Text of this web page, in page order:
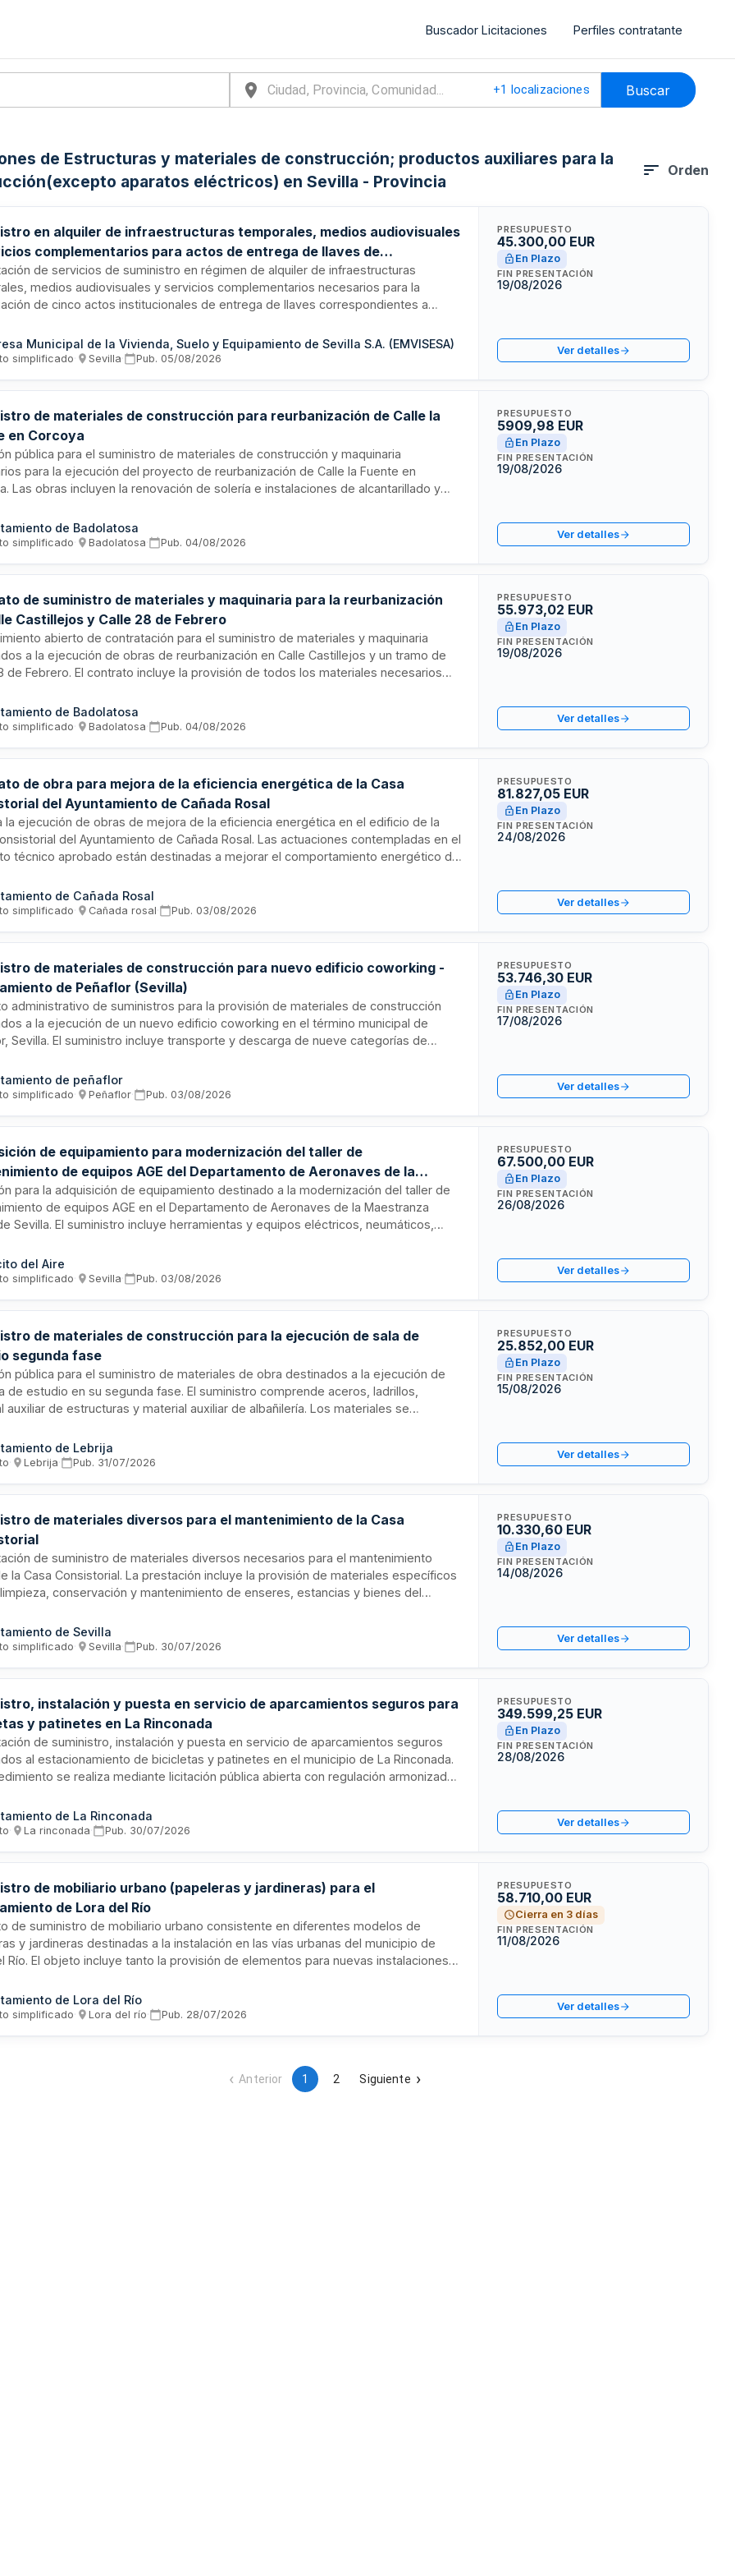
Buscador Licitaciones Perfiles contratante
+1 localizaciones Buscar
de Estructuras y materiales de construcción; productos auxiliares para la
aparatos eléctricos) en Sevilla - Provincia
Orden
en alquiler de infraestructuras temporales, medios audiovisuales
complementarios para actos de entrega de llaves de
de vivienda protegida
de servicios de suministro en régimen de alquiler de infraestructuras
medios audiovisuales y servicios complementarios necesarios para la
de cinco actos institucionales de entrega de llaves correspondientes a
ubicaciones de Sevilla durante el año 2026, con capacidades de asistentes
entre 84 y 160 personas por evento. Las prestaciones incluyen montaje,
técnica.
Municipal de la Vivienda, Suelo y Equipamiento de Sevilla S.A. (EMVISESA)
simplificado· Sevilla· Pub. 05/08/2026
PRESUPUESTO
45.300,00 EUR
En Plazo
FIN PRESENTACIÓN
19/08/2026
Ver detalles
de materiales de construcción para reurbanización de Calle la
en Corcoya
pública para el suministro de materiales de construcción y maquinaria
para la ejecución del proyecto de reurbanización de Calle la Fuente en
Las obras incluyen la renovación de solería e instalaciones de alcantarillado y
es de tres meses y el suministro no incluye mano de obra.
de Badolatosa
simplificado· Badolatosa· Pub. 04/08/2026
PRESUPUESTO
5909,98 EUR
En Plazo
FIN PRESENTACIÓN
19/08/2026
Ver detalles
de suministro de materiales y maquinaria para la reurbanización
Castillejos y Calle 28 de Febrero
abierto de contratación para el suministro de materiales y maquinaria
a la ejecución de obras de reurbanización en Calle Castillejos y un tramo de
de Febrero. El contrato incluye la provisión de todos los materiales necesarios
con un plazo de ejecución de tres meses. No incluye la contratación de
obra, siendo responsabilidad del contratista el transporte y la entrega en la obra,
de Badolatosa
simplificado· Badolatosa· Pub. 04/08/2026
PRESUPUESTO
55.973,02 EUR
En Plazo
FIN PRESENTACIÓN
19/08/2026
Ver detalles
de obra para mejora de la eficiencia energética de la Casa
del Ayuntamiento de Cañada Rosal
la ejecución de obras de mejora de la eficiencia energética en el edificio de la
del Ayuntamiento de Cañada Rosal. Las actuaciones contempladas en el
técnico aprobado están destinadas a mejorar el comportamiento energético del
El contrato se financia parcialmente mediante subvención provincial del
MÁS Sevilla y se tramita mediante procedimiento simplificado.
de Cañada Rosal
simplificado· Cañada rosal· Pub. 03/08/2026
PRESUPUESTO
81.827,05 EUR
En Plazo
FIN PRESENTACIÓN
24/08/2026
Ver detalles
de materiales de construcción para nuevo edificio coworking -
de Peñaflor (Sevilla)
administrativo de suministros para la provisión de materiales de construcción
a la ejecución de un nuevo edificio coworking en el término municipal de
Sevilla. El suministro incluye transporte y descarga de nueve categorías de
ferretería, seguridad, instalaciones y acabados. Los suministros se
según las necesidades durante la ejecución de las obras.
de peñaflor
simplificado· Peñaflor· Pub. 03/08/2026
PRESUPUESTO
53.746,30 EUR
En Plazo
FIN PRESENTACIÓN
17/08/2026
Ver detalles
de equipamiento para modernización del taller de
de equipos AGE del Departamento de Aeronaves de la
Aérea de Sevilla
para la adquisición de equipamiento destinado a la modernización del taller de
de equipos AGE en el Departamento de Aeronaves de la Maestranza
Sevilla. El suministro incluye herramientas y equipos eléctricos, neumáticos,
técnica mediante certificados y documentación del fabricante, además de
los costes de transporte y entrega.
del Aire
simplificado· Sevilla· Pub. 03/08/2026
PRESUPUESTO
67.500,00 EUR
En Plazo
FIN PRESENTACIÓN
26/08/2026
Ver detalles
de materiales de construcción para la ejecución de sala de
segunda fase
pública para el suministro de materiales de obra destinados a la ejecución de
de estudio en su segunda fase. El suministro comprende aceros, ladrillos,
auxiliar de estructuras y material auxiliar de albañilería. Los materiales se
técnicas, siendo responsable del suministro la empresa adjudicataria
el período de duración del contrato.
de Lebrija
· Lebrija· Pub. 31/07/2026
PRESUPUESTO
25.852,00 EUR
En Plazo
FIN PRESENTACIÓN
15/08/2026
Ver detalles
de materiales diversos para el mantenimiento de la Casa
de suministro de materiales diversos necesarios para el mantenimiento
la Casa Consistorial. La prestación incluye la provisión de materiales específicos
conservación y mantenimiento de enseres, estancias y bienes del
de mantenimiento. El contrato tiene por objeto garantizar la operatividad del
de mantenimiento y la preservación del edificio mediante actuaciones de
de Sevilla
simplificado· Sevilla· Pub. 30/07/2026
PRESUPUESTO
10.330,60 EUR
En Plazo
FIN PRESENTACIÓN
14/08/2026
Ver detalles
instalación y puesta en servicio de aparcamientos seguros para
y patinetes en La Rinconada
de suministro, instalación y puesta en servicio de aparcamientos seguros
al estacionamiento de bicicletas y patinetes en el municipio de La Rinconada.
se realiza mediante licitación pública abierta con regulación armonizada,
humanos y materiales necesarios para la ejecución completa de los trabajos,
pruebas de funcionamiento y puesta en marcha de las instalaciones.
de La Rinconada
· La rinconada· Pub. 30/07/2026
PRESUPUESTO
349.599,25 EUR
En Plazo
FIN PRESENTACIÓN
28/08/2026
Ver detalles
de mobiliario urbano (papeleras y jardineras) para el
de Lora del Río
de suministro de mobiliario urbano consistente en diferentes modelos de
y jardineras destinadas a la instalación en las vías urbanas del municipio de
Río. El objeto incluye tanto la provisión de elementos para nuevas instalaciones
la disponibilidad de estos elementos para los servicios municipales. El contrato
por precios unitarios con entregas sucesivas conforme a las necesidades
de Lora del Río
simplificado· Lora del río· Pub. 28/07/2026
PRESUPUESTO
58.710,00 EUR
Cierra en 3 días
FIN PRESENTACIÓN
11/08/2026
Ver detalles
Anterior 1 2 Siguiente